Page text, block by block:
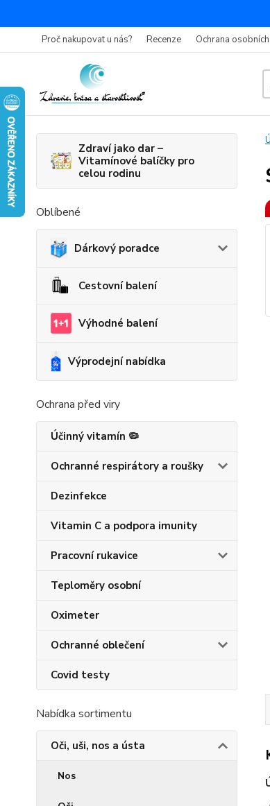
Proč nakupovat u nás? Recenze Ochrana
Zdraví jako dar –
Vitamínové balíčky pro
celou rodinu
Oblíbené
Dárkový poradce
Cestovní balení
Výhodné balení
Výprodejní nabídka
Ochrana před viry
Účinný vitamín 🦠
Ochranné respirátory a roušky
Dezinfekce
Vitamin C a podpora imunity
Pracovní rukavice
Teploměry osobní
Oximeter
Ochranné oblečení
Covid testy
Nabídka sortimentu
Oči, uši, nos a ústa
Nos